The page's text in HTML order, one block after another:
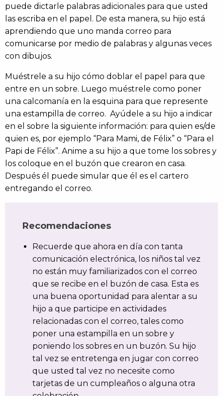
puede dictarle palabras adicionales para que usted
las escriba en el papel. De esta manera, su hijo está
aprendiendo que uno manda correo para
comunicarse por medio de palabras y algunas veces
con dibujos.
Muéstrele a su hijo cómo doblar el papel para que
entre en un sobre. Luego muéstrele como poner
una calcomanía en la esquina para que represente
una estampilla de correo. Ayúdele a su hijo a indicar
en el sobre la siguiente información: para quien es/de
quien es, por ejemplo “Para Mami, de Félix” o “Para el
Papi de Félix”. Anime a su hijo a que tome los sobres y
los coloque en el buzón que crearon en casa.
Después él puede simular que él es el cartero
entregando el correo.
Recomendaciones
Recuerde que ahora en día con tanta
comunicación electrónica, los niños tal vez
no están muy familiarizados con el correo
que se recibe en el buzón de casa. Esta es
una buena oportunidad para alentar a su
hijo a que participe en actividades
relacionadas con el correo, tales como
poner una estampilla en un sobre y
poniendo los sobres en un buzón. Su hijo
tal vez se entretenga en jugar con correo
que usted tal vez no necesite como
tarjetas de un cumpleaños o alguna otra